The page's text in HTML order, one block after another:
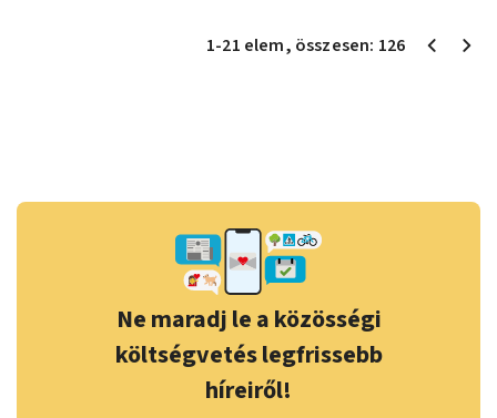
1-21 elem, összesen: 126
Ne maradj le a közösségi
költségvetés legfrissebb
híreiről!